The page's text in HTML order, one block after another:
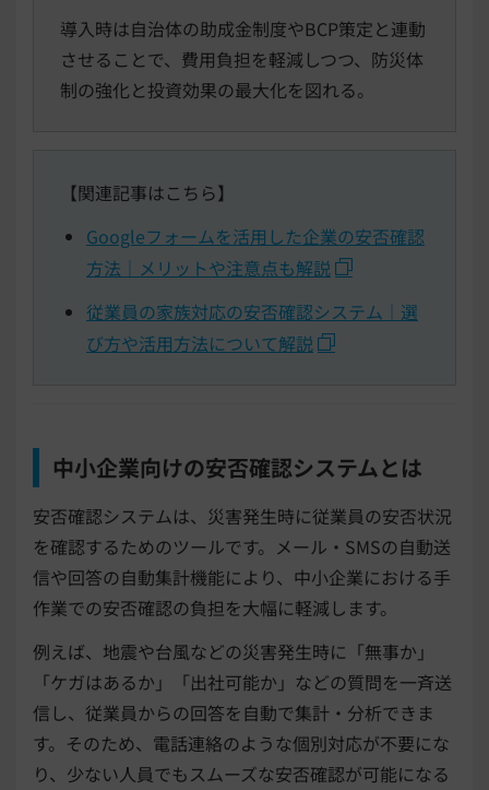
導入時は自治体の助成金制度やBCP策定と連動
させることで、費用負担を軽減しつつ、防災体
制の強化と投資効果の最大化を図れる。
【関連記事はこちら】
Googleフォームを活用した企業の安否確認
方法｜メリットや注意点も解説
従業員の家族対応の安否確認システム｜選
び方や活用方法について解説
中小企業向けの安否確認システムとは
安否確認システムは、災害発生時に従業員の安否状況
を確認するためのツールです。メール・SMSの自動送
信や回答の自動集計機能により、中小企業における手
作業での安否確認の負担を大幅に軽減します。
例えば、地震や台風などの災害発生時に「無事か」
「ケガはあるか」「出社可能か」などの質問を一斉送
信し、従業員からの回答を自動で集計・分析できま
す。そのため、電話連絡のような個別対応が不要にな
り、少ない人員でもスムーズな安否確認が可能になる